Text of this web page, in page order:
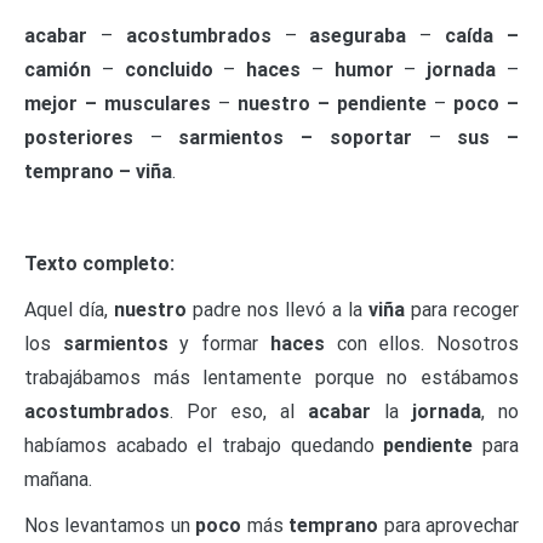
acabar – acostumbrados – aseguraba – caída –
camión – concluido – haces – humor – jornada –
mejor – musculares – nuestro – pendiente – poco –
posteriores – sarmientos – soportar – sus –
temprano – viña.
Texto completo:
Aquel día, nuestro padre nos llevó a la viña para recoger
los sarmientos y formar haces con ellos. Nosotros
trabajábamos más lentamente porque no estábamos
acostumbrados. Por eso, al acabar la jornada, no
habíamos acabado el trabajo quedando pendiente para
mañana.
Nos levantamos un poco más temprano para aprovechar